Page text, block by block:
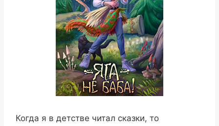
Когда я в детстве читал сказки, то